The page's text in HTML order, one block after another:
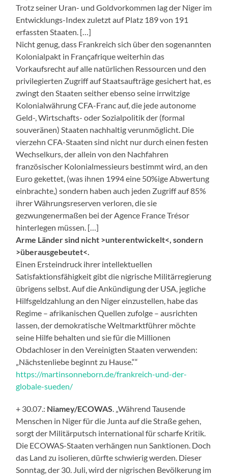
Trotz seiner Uran- und Goldvorkommen lag der Niger im
Entwicklungs-Index zuletzt auf Platz 189 von 191
erfassten Staaten. […]
Nicht genug, dass Frankreich sich über den sogenannten
Kolonialpakt in Françafrique weiterhin das
Vorkaufsrecht auf alle natürlichen Ressourcen und den
privilegierten Zugriff auf Staatsaufträge gesichert hat, es
zwingt den Staaten seither ebenso seine irrwitzige
Kolonialwährung CFA-Franc auf, die jede autonome
Geld-, Wirtschafts- oder Sozialpolitik der (formal
souveränen) Staaten nachhaltig verunmöglicht. Die
vierzehn CFA-Staaten sind nicht nur durch einen festen
Wechselkurs, der allein von den Nachfahren
französischer Kolonialmessieurs bestimmt wird, an den
Euro gekettet, (was ihnen 1994 eine 50%ige Abwertung
einbrachte,) sondern haben auch jeden Zugriff auf 85%
ihrer Währungsreserven verloren, die sie
gezwungenermaßen bei der Agence France Trésor
hinterlegen müssen. […]
Arme Länder sind nicht >unterentwickelt<, sondern
>überausgebeutet<.
Einen Ersteindruck ihrer intellektuellen
Satisfaktionsfähigkeit gibt die nigrische Militärregierung
übrigens selbst. Auf die Ankündigung der USA, jegliche
Hilfsgeldzahlung an den Niger einzustellen, habe das
Regime – afrikanischen Quellen zufolge – ausrichten
lassen, der demokratische Weltmarktführer möchte
seine Hilfe behalten und sie für die Millionen
Obdachloser in den Vereinigten Staaten verwenden:
„Nächstenliebe beginnt zu Hause.““
https://martinsonneborn.de/frankreich-und-der-
globale-sueden/
+ 30.07.: Niamey/ECOWAS . „Während Tausende
Menschen in Niger für die Junta auf die Straße gehen,
sorgt der Militärputsch international für scharfe Kritik.
Die ECOWAS-Staaten verhängen nun Sanktionen. Doch
das Land zu isolieren, dürfte schwierig werden. Dieser
Sonntag, der 30. Juli, wird der nigrischen Bevölkerung im